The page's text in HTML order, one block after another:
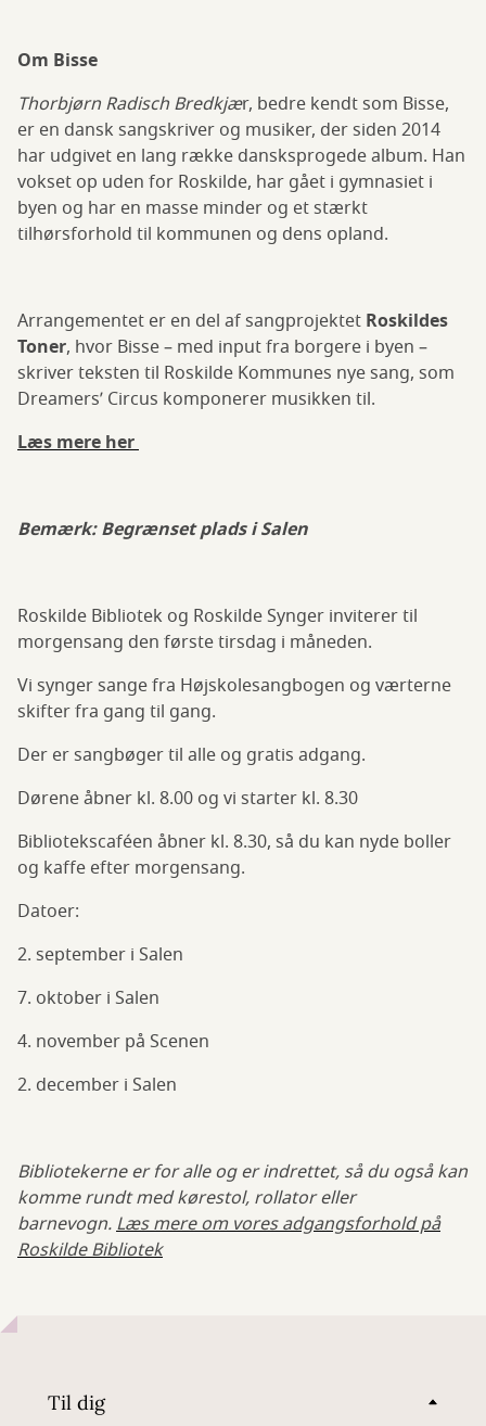
Om Bisse
Thorbjørn Radisch Bredkjær, bedre kendt som Bisse,
er en dansk sangskriver og musiker, der siden 2014
har udgivet en lang række dansksprogede album. Han
vokset op uden for Roskilde, har gået i gymnasiet i
byen og har en masse minder og et stærkt
tilhørsforhold til kommunen og dens opland.
Arrangementet er en del af sangprojektet Roskildes
Toner, hvor Bisse – med input fra borgere i byen –
skriver teksten til Roskilde Kommunes nye sang, som
Dreamers’ Circus komponerer musikken til.
Læs mere her
Bemærk: Begrænset plads i Salen
Roskilde Bibliotek og Roskilde Synger inviterer til
morgensang den første tirsdag i måneden.
Vi synger sange fra Højskolesangbogen og værterne
skifter fra gang til gang.
Der er sangbøger til alle og gratis adgang.
Dørene åbner kl. 8.00 og vi starter kl. 8.30
Bibliotekscaféen åbner kl. 8.30, så du kan nyde boller
og kaffe efter morgensang.
Datoer:
2. september i Salen
7. oktober i Salen
4. november på Scenen
2. december i Salen
Bibliotekerne er for alle og er indrettet, så du også kan
komme rundt med kørestol, rollator eller
barnevogn.Læs mere om vores adgangsforhold på
Roskilde Bibliotek
Til dig